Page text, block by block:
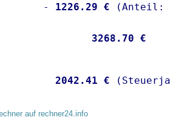
-
1226.29 €
Brutto: 3268.70 €
2042.41 €
auf rechner24.info